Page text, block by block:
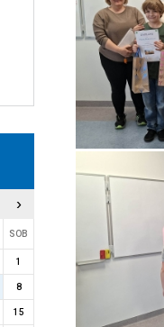
›
SOB
1
8
15